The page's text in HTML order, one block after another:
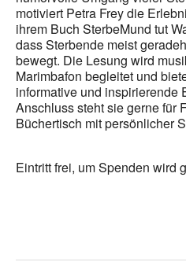
motiviert Petra Frey die
ihrem Buch SterbeMund tut
dass Sterbende meist
bewegt. Die Lesung wird
Marimbafon begleitet und
informative und inspirierende
Anschluss steht sie gerne für
Büchertisch mit persönlicher
Eintritt frei, um Spenden wird